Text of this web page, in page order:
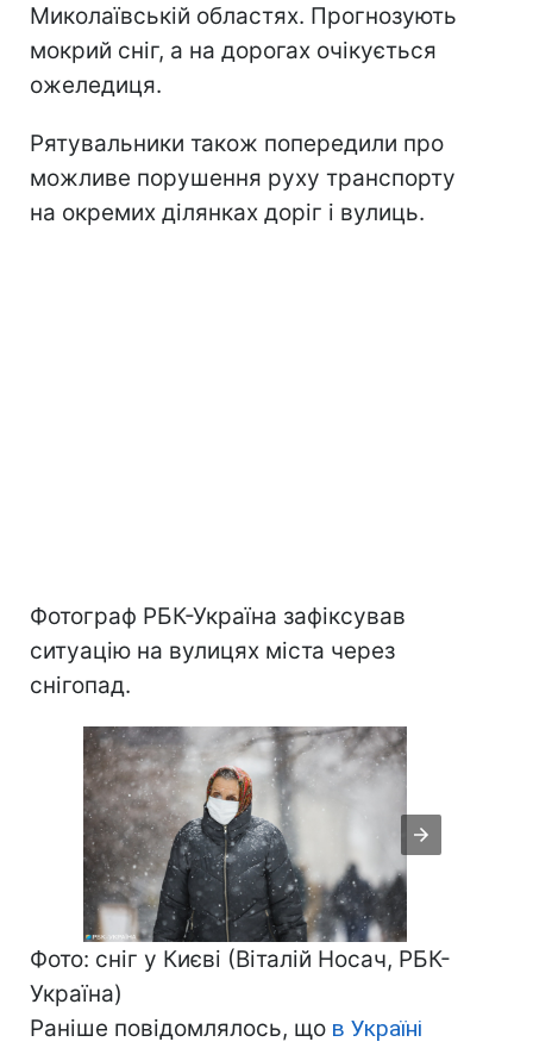
Миколаївській областях. Прогнозують
мокрий сніг, а на дорогах очікується
ожеледиця.
Рятувальники також попередили про
можливе порушення руху транспорту
на окремих ділянках доріг і вулиць.
Фотограф РБК-Україна зафіксував
ситуацію на вулицях міста через
снігопад.
Фото: сніг у Києві (Віталій Носач, РБК-
Україна)
Раніше повідомлялось, що в Україні